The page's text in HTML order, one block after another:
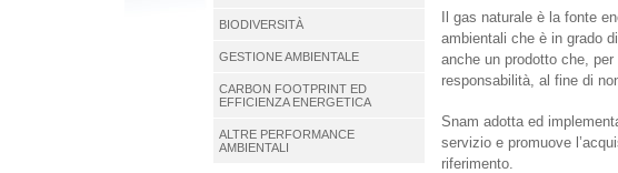
Il gas naturale è la fonte
ambientali che è in grado
anche un prodotto che,
responsabilità, al fine di
Snam adotta ed
servizio e promuove
riferimento.
BIODIVERSITÀ
GESTIONE AMBIENTALE
CARBON FOOTPRINT ED
EFFICIENZA ENERGETICA
ALTRE PERFORMANCE
AMBIENTALI